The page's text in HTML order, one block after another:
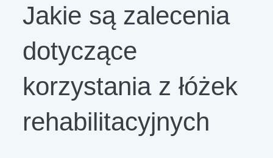
Jakie są zalecenia
dotyczące
korzystania z łóżek
rehabilitacyjnych